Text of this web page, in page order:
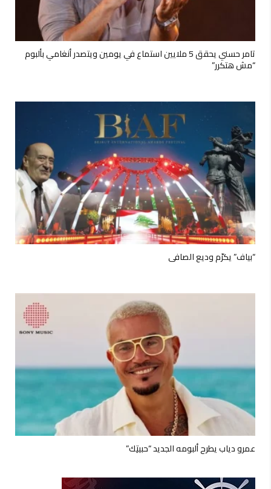
تامر حسني يحقق 5 ملايين استماع في يومين ويتصدر أنغامي بألبوم
“مش هتكرر”
“بياف” يكرّم وديع الصافي
عمرو دياب يطرح ألبومه الجديد “حبيتِك”